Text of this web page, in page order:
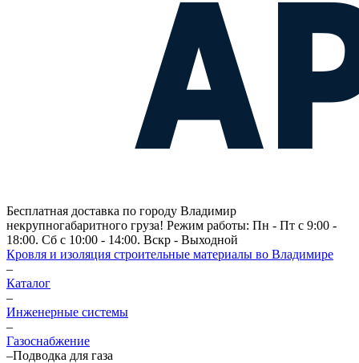
Бесплатная доставка по городу Владимир
некрупногабаритного груза! Режим работы: Пн - Пт с 9:00 -
18:00. Сб с 10:00 - 14:00. Вскр - Выходной
Кровля и изоляция строительные материалы во Владимире
–
Каталог
–
Инженерные системы
–
Газоснабжение
–Подводка для газа